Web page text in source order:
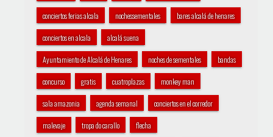
conciertos ferias alcala nochessementales bares alcalá de henares
conciertos en alcala alcalá suena
Ayuntamiento de Alcalá de Henares noches de sementales bandas
concurso gratis cuatroplazas monkey man
sala amazonia agenda semanal conciertos en el corredor
malevaje tropa do carallo flecha